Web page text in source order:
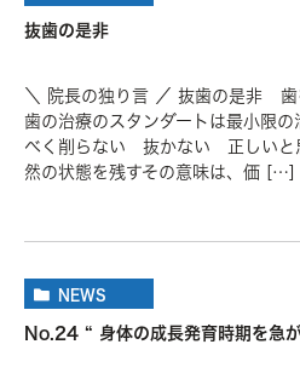
抜歯の是非
＼ 院長の独り言 ／ 抜歯の是非 歯
歯の治療のスタンダートは最小限
べく削らない 抜かない 正しいと
然の状態を残すその意味は、価 […]
NEWS
No.24 “ 身体の成長発育時期を急